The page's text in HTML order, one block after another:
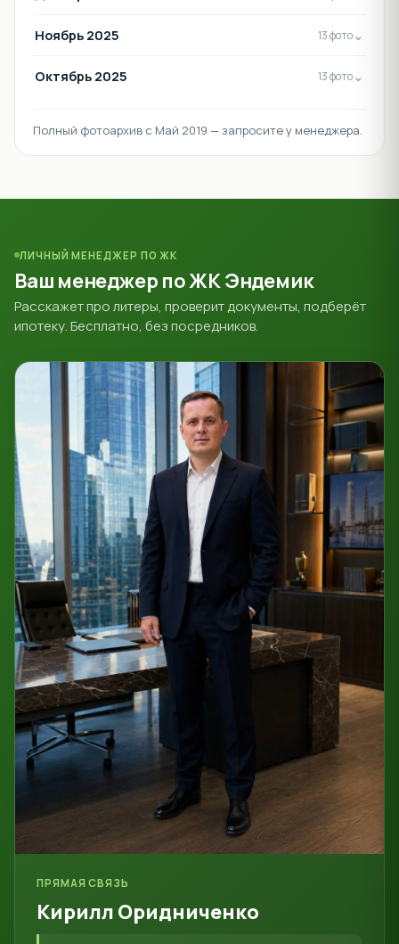
Ноябрь 2025 13 фото⌄
Октябрь 2025 13 фото⌄
Полный фотоархив с Май 2019 — запросите у менеджера.
ЛИЧНЫЙ МЕНЕДЖЕР ПО ЖК
Ваш менеджер по ЖК Эндемик
Расскажет про литеры, проверит документы, подберёт
ипотеку. Бесплатно, без посредников.
ПРЯМАЯ СВЯЗЬ
Кирилл Оридниченко